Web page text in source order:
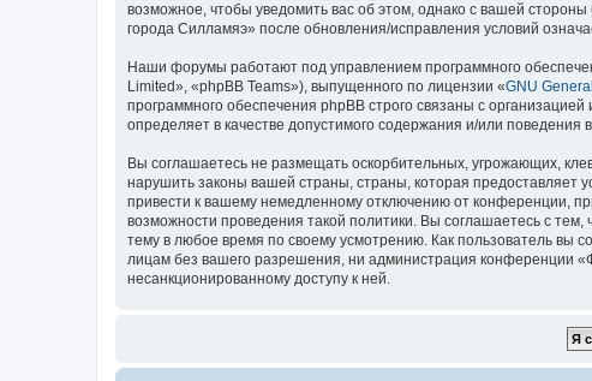
возможное, чтобы уведомить вас об этом, однако с вашей
города Силламяэ» после обновления/исправления условий
Наши форумы работают под управлением программного
Limited», «phpBB Teams»), выпущенного по лицензии «GNU
программного обеспечения phpBB строго связаны с
определяет в качестве допустимого содержания и/или
Вы соглашаетесь не размещать оскорбительных, угрожающих,
нарушить законы вашей страны, страны, которая предоставляет
привести к вашему немедленному отключению от конференции,
возможности проведения такой политики. Вы соглашаетесь с
тему в любое время по своему усмотрению. Как пользователь вы
лицам без вашего разрешения, ни администрация конференции
несанкционированному доступу к ней.